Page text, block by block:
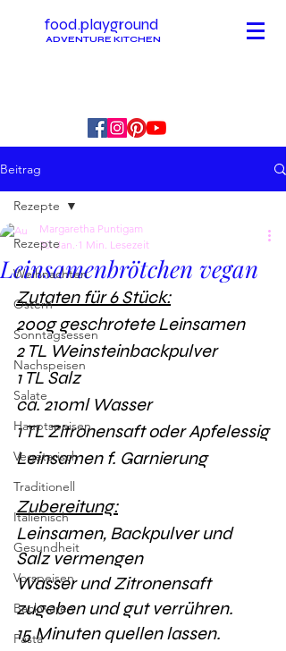
food.playground
ADVENTURE KITCHEN
Beitrag
Rezepte
Weihnachten
Ostern
Sonntagsessen
Nachspeisen
Salate
Hauptspeisen
Vegetarisch
Traditionell
Italienisch
Gesundheit
Vorspeisen
Backwaren
Pasta
Rezepte
Leinsamenbrötchen vegan
Margaretha Puntigam
30. Jan. 1 Min. Lesezeit
Zutaten für 6 Stück:
200g geschrotete Leinsamen
2 TL Weinsteinbackpulver
1 TL Salz
ca. 210ml Wasser
1 TL Zitronensaft oder Apfelessig
Leinsamen f. Garnierung
Zubereitung:
Leinsamen, Backpulver und
Salz vermengen
Wasser und Zitronensaft
zugeben und gut verrühren.
15 Minuten quellen lassen.